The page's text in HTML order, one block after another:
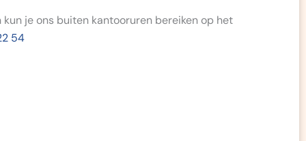
je ons buiten kantooruren bereiken op het
54